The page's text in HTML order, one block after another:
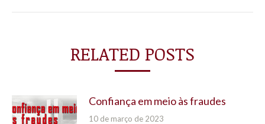
RELATED POSTS
Confiança em meio às fraudes
10 de março de 2023